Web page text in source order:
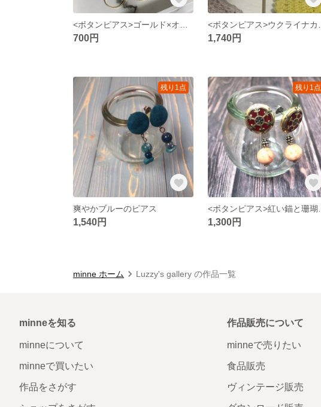
700円 1,740円
残り1点
爽やかブルーのピアス
1,540円
残り1点
1,300円
minne ホーム Luzzy's gallery の作品一覧
minneを知る
minneについて
minneで買いたい
作品をさがす
作品販売について
minneで売りたい
食品販売
ヴィンテージ販売